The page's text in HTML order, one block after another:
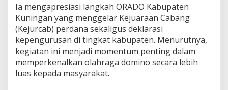
Ia mengapresiasi langkah ORADO Kabupaten
Kuningan yang menggelar Kejuaraan Cabang
(Kejurcab) perdana sekaligus deklarasi
kepengurusan di tingkat kabupaten. Menurutnya,
kegiatan ini menjadi momentum penting dalam
memperkenalkan olahraga domino secara lebih
luas kepada masyarakat.